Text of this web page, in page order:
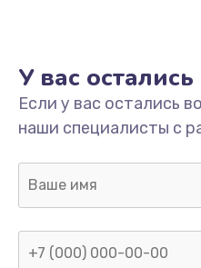
Замена/
Ремонт
У вас
Если у вас остались
наши специалисты с